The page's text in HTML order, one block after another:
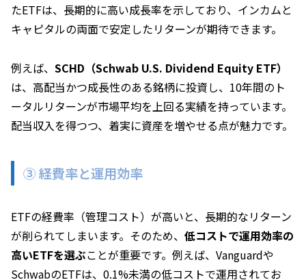
たETFは、長期的に高い成長率を示しており、インカムと
キャピタルの両面で安定したリターンが期待できます。
例えば、 SCHD（Schwab U.S. Dividend Equity ETF）
は、高配当かつ成長性のある銘柄に投資し、10年間のト
ータルリターンが市場平均を上回る実績を持っています。
配当収入を得つつ、着実に資産を増やせる点が魅力です。
③ 経費率と運用効率
ETFの経費率（管理コスト）が高いと、長期的なリターン
が削られてしまいます。そのため、 低コストで運用効率の
高いETFを選ぶことが重要です。例えば、Vanguardや
SchwabのETFは、0.1%未満の低コストで運用されてお